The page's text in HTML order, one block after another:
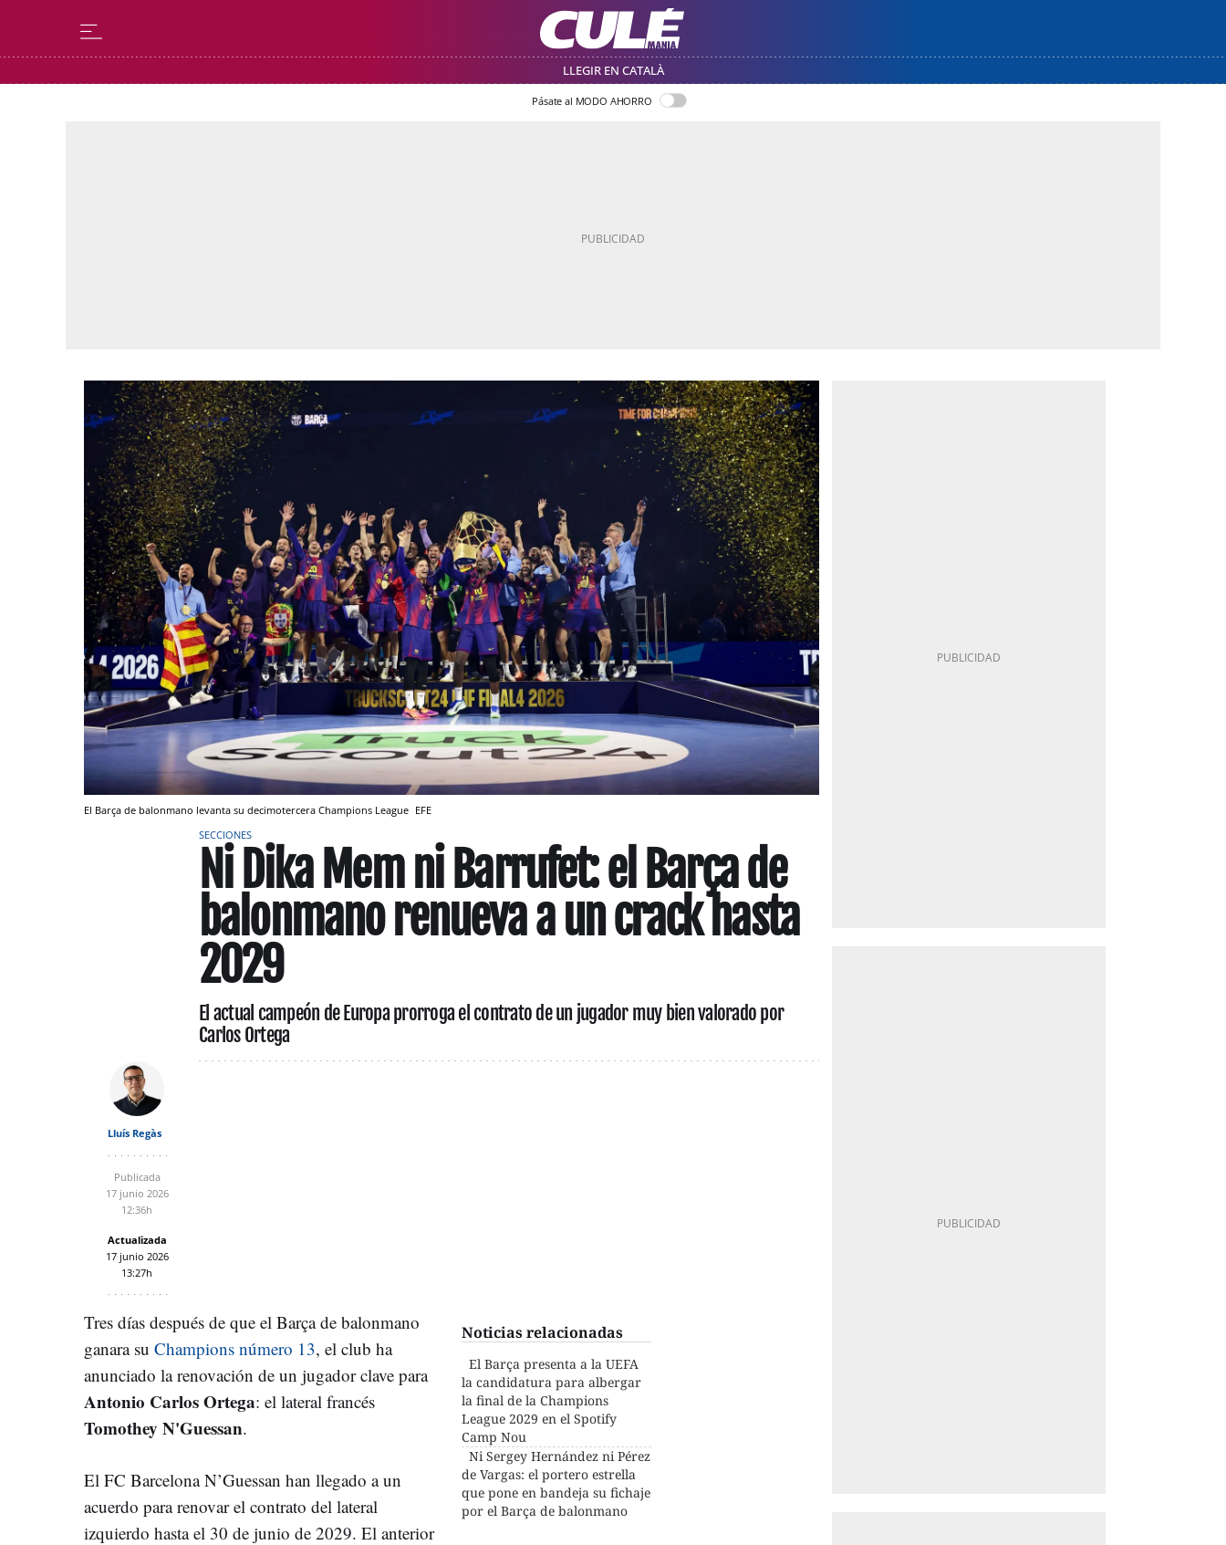
LLEGIR EN CATALÀ
Pásate al MODO AHORRO
El Barça de balonmano levanta su decimotercera Champions League EFE
SECCIONES
Ni Dika Mem ni Barrufet: el Barça de
balonmano renueva a un crack hasta
2029
El actual campeón de Europa prorroga el contrato de un jugador muy bien valorado por
Carlos Ortega
Lluís Regàs
Publicada
17 junio 2026
12:36h
Actualizada
17 junio 2026
13:27h
Noticias relacionadas
El Barça presenta a la UEFA
la candidatura para albergar
la final de la Champions
League 2029 en el Spotify
Camp Nou
Ni Sergey Hernández ni Pérez
de Vargas: el portero estrella
que pone en bandeja su fichaje
por el Barça de balonmano
Tres días después de que el Barça de balonmano
ganara su Champions número 13, el club ha
anunciado la renovación de un jugador clave para
Antonio Carlos Ortega: el lateral francés
Tomothey N'Guessan.
El FC Barcelona N’Guessan han llegado a un
acuerdo para renovar el contrato del lateral
izquierdo hasta el 30 de junio de 2029. El anterior